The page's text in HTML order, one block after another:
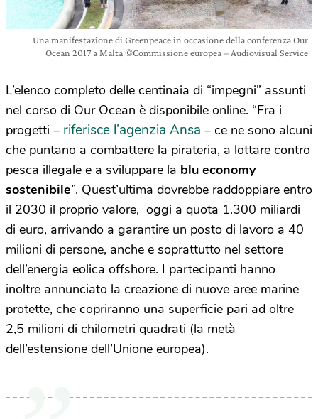
Una manifestazione di Greenpeace in occasione della conferenza Our
Ocean 2017 a Malta ©Commissione europea – Audiovisual Service
L’elenco completo delle centinaia di “impegni” assunti
nel corso di Our Ocean è disponibile online. “Fra i
progetti – riferisce l’agenzia Ansa – ce ne sono alcuni
che puntano a combattere la pirateria, a lottare contro
pesca illegale e a sviluppare la blu economy
sostenibile”. Quest’ultima dovrebbe raddoppiare entro
il 2030 il proprio valore, oggi a quota 1.300 miliardi
di euro, arrivando a garantire un posto di lavoro a 40
milioni di persone, anche e soprattutto nel settore
dell’energia eolica offshore. I partecipanti hanno
inoltre annunciato la creazione di nuove aree marine
protette, che copriranno una superficie pari ad oltre
2,5 milioni di chilometri quadrati (la metà
dell’estensione dell’Unione europea).